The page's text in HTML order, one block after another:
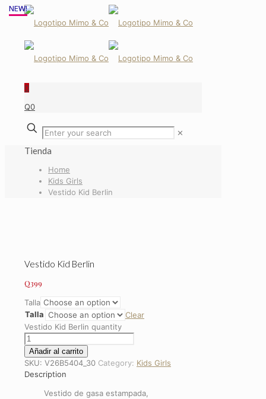
0
Q0
✕
Tienda
Home
Kids Girls
Vestido Kid Berlin
NEW!
Vestido Kid Berlin
Q399
Talla
Talla
Clear
Vestido Kid Berlin quantity
Añadir al carrito
SKU: V26B5404_30 Category: Kids Girls
Description
Vestido de gasa estampada,
NEW!
NEW!